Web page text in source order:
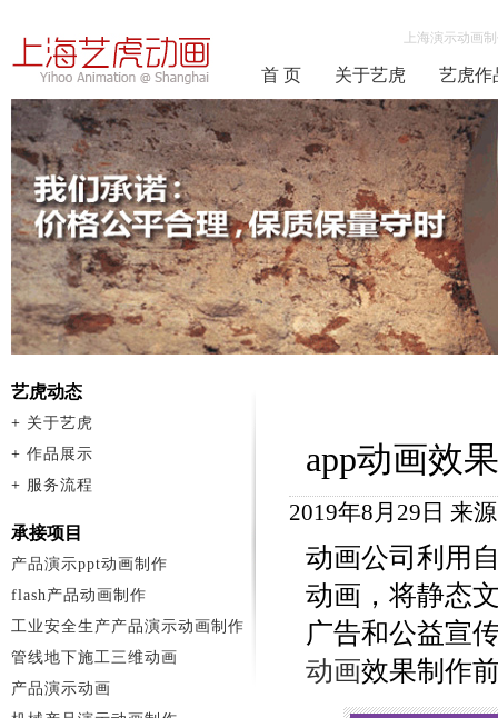
上海演示动画
首 页 关于艺虎 艺虎作
app动画效
2019年8月29日 来
动画公司利用
动画，将静态
广告和公益宣
动画效果制作
艺虎动态
+ 关于艺虎
+ 作品展示
+ 服务流程
承接项目
产品演示ppt动画制作
flash产品动画制作
工业安全生产产品演示动画制作
管线地下施工三维动画
产品演示动画